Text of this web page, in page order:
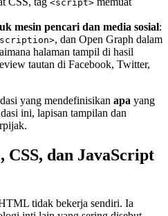
<script>
mesin pencari dan media sosial:
, dan Open Graph dalam
halaman tampil di hasil
tautan di Facebook, Twitter,
yang mendefinisikan apa yang
ini, lapisan tampilan dan
dan JavaScript
tidak bekerja sendiri. Ia